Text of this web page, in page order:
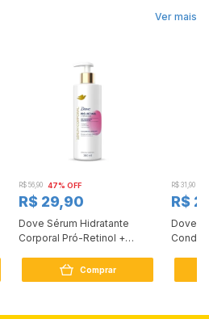
Ver mais
R$ 56,90 47% OFF
R$ 29,90
Dove Sérum Hidratante
Corporal Pró-Retinol +
Comprar
R$ 31,90
R$
Dove